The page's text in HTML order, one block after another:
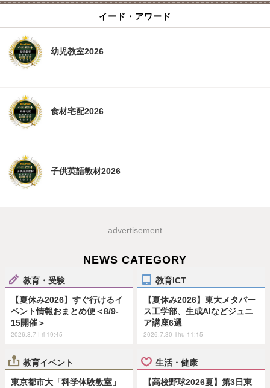
イード・アワード
幼児教室2026
食材宅配2026
子供英語教材2026
advertisement
NEWS CATEGORY
教育・受験
【夏休み2026】すぐ行けるイ
ベント情報おまとめ便＜8/9-
15開催＞
2026.8.7 Fri 19:45
教育ICT
【夏休み2026】東大メタバー
ス工学部、生成AIなどジュニ
ア講座6選
2026.7.30 Thu 11:15
教育イベント
東京都市大「科学体験教室」
生活・健康
【高校野球2026夏】第3日東